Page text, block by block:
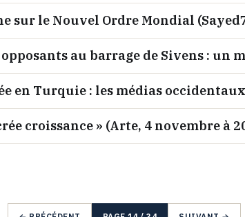
sur le Nouvel Ordre Mondial
au barrage de Sivens : un
en Turquie : les médias
croissance » (Arte, 4 novembre à